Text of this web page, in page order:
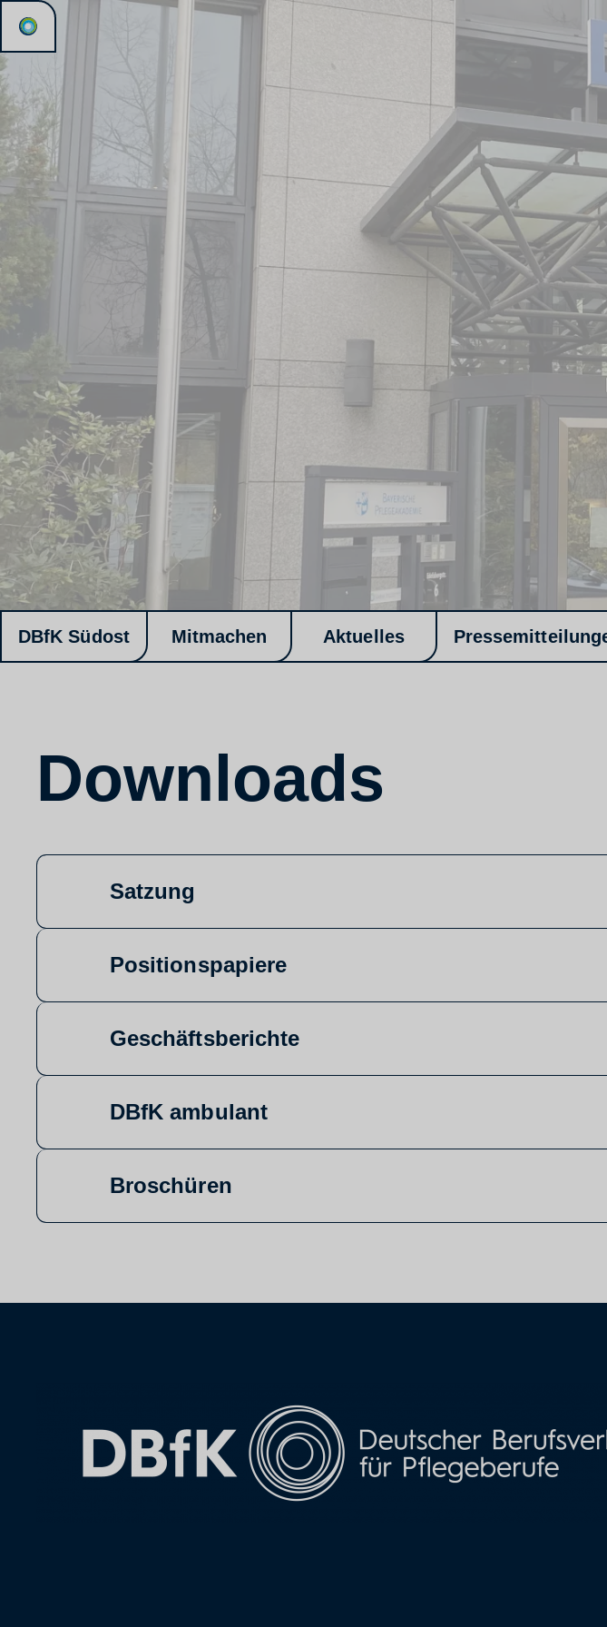
DBfK Südost Mitmachen Aktuelles
Downloads
Satzung
Positionspapiere
Geschäftsberichte
DBfK ambulant
Broschüren